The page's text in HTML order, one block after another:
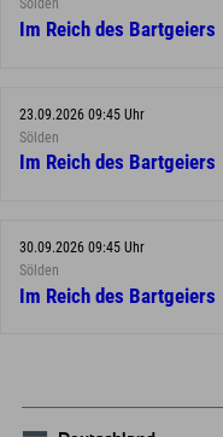
Sölden
Im Reich des Bartgeiers
23.09.2026 09:45 Uhr
Sölden
Im Reich des Bartgeiers
30.09.2026 09:45 Uhr
Sölden
Im Reich des Bartgeiers